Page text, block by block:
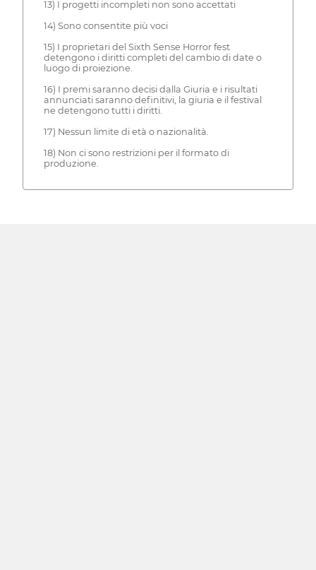
13) I progetti incompleti non sono accettati
14) Sono consentite più voci
15) I proprietari del Sixth Sense Horror fest
detengono i diritti completi del cambio di date o
luogo di proiezione.
16) I premi saranno decisi dalla Giuria e i risultati
annunciati saranno definitivi, la giuria e il festival
ne detengono tutti i diritti.
17) Nessun limite di età o nazionalità.
18) Non ci sono restrizioni per il formato di
produzione.